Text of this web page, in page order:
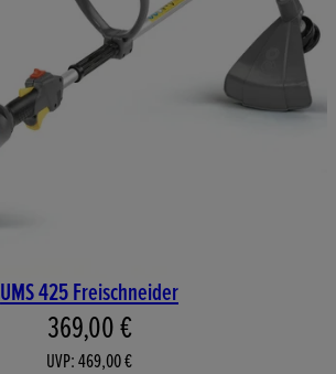
UMS 425 Freischneider
Aktueller Preis: 369,00 €.
369,00 €
UVP: 469,00 €